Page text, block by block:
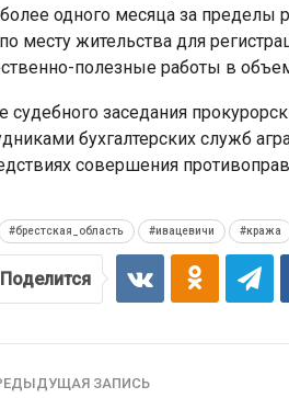
одного месяца за пределы
месту жительства для
полезные работы в
судебного заседания
бухгалтерских служб
совершения
#брестская_область #ивацевичи #кража
Поделится
ЗАПИСЬ